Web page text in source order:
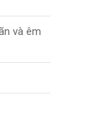
và êm